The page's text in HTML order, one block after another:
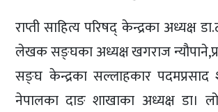
राप्ती साहित्य परिषद् केन्द्रका अध्यक्ष
लेखक सङ्घका अध्यक्ष खगराज
सङ्घ केन्द्रका सल्लाहकार पदमप्रसाद
नेपालका दाङ शाखाका अध्यक्ष डा।